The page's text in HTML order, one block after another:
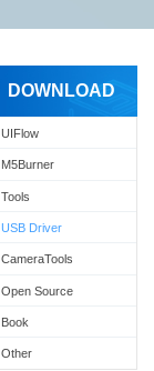
DOWNLOAD
UIFlow
M5Burner
Tools
USB Driver
CameraTools
Open Source
Book
Other